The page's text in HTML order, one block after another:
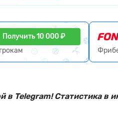
Получить 10 000 ₽
в Telegram! Статистика в